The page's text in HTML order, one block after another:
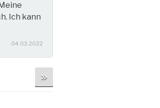
Ich kann
04.03.2022
»